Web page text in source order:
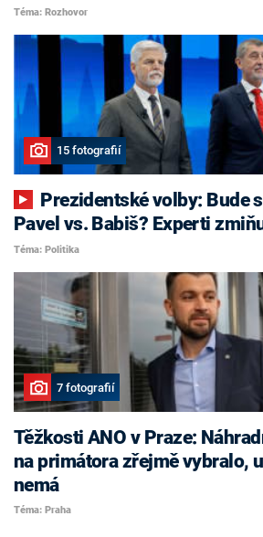
Téma: Rozhovor
15 fotografií
Pavel vs. Babiš? Experti
Téma: Politika
7 fotografií
Těžkosti ANO v Praze:
na primátora zřejmě vybralo,
nemá
Téma: Praha